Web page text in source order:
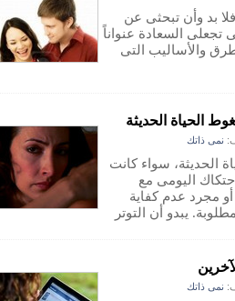
بد وأن تبحثى عن
تجعلى السعادة عنواناً
والأساليب التى
الحياة الحديثة
نمى ذاتك
الحديثة، سواء كانت
اليومى مع
أو مجرد عدم كفاية
يبدو أن التوتر
نمى ذاتك